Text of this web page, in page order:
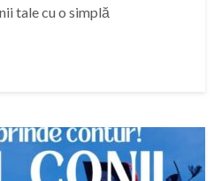
tale cu o simplă